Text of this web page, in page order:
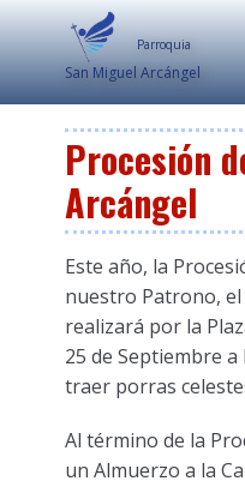
Parroquia
San Miguel Arcángel
Procesión
Arcángel
Este año, la
nuestro Patrono, el
realizará por la
25 de Septiembre
traer porras
Al término de la
un Almuerzo a la